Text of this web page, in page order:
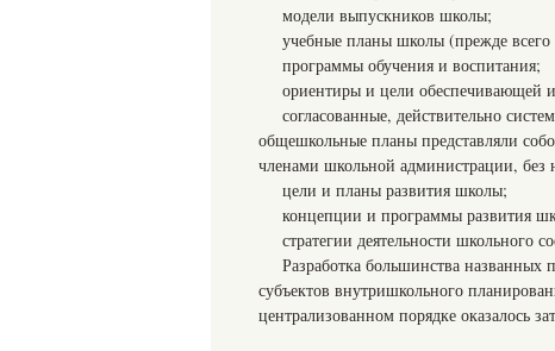
модели выпускников школы;
учебные планы школы (прежде
программы обучения и воспитания;
ориентиры и цели обеспечивающей
согласованные, действительно
общешкольные планы представляли
членами школьной администрации, без
цели и планы развития школы;
концепции и программы развития
стратегии деятельности школьного
Разработка большинства
субъектов внутришкольного
централизованном порядке оказалось